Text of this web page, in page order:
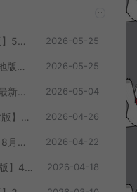
典藏魔幻RPG页游【白蛇传本地版】5月最新整理Win一键服务端+PC客户端+GM工具+详细搭建教程 2026-05-25
典藏暗黑修仙页游【暗黑修仙2本地版】5月最新整理Win一键服务端+配套注册网页+GM工具+PC客户端+详细搭建教程 2026-05-25
文字传奇页游【暗黑英雄传】5月最新整理Win半手工服务端+GM充值后台+详细搭建教程 2026-05-04
稀有精品页游【斗破苍穹天辰商业版】4月最新整理Linux手工服务端+管理后台+详细外网搭建教程 2026-04-26
稀有精品页游【斗破苍穹神境版】8月最新整理Linux手工服务端+管理后台+详细外网搭建教程 2026-04-22
玄幻修真页游【凡人修真2-120级版】4月最新整理Win一键服务端+GM工具+详细搭建教程 2026-04-18